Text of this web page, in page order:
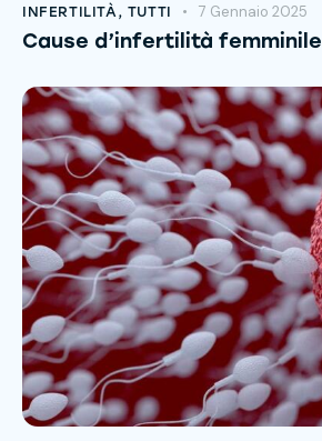
INFERTILITÀ, TUTTI 7 Gennaio 2025
Cause d’infertilità femminile